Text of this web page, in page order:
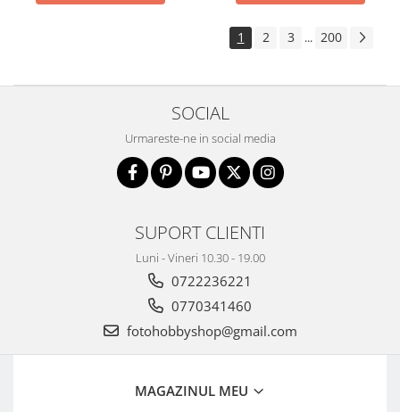
1 2 3 ... 200
SOCIAL
Urmareste-ne in social media
SUPORT CLIENTI
Luni - Vineri 10.30 - 19.00
0722236221
0770341460
fotohobbyshop@gmail.com
MAGAZINUL MEU